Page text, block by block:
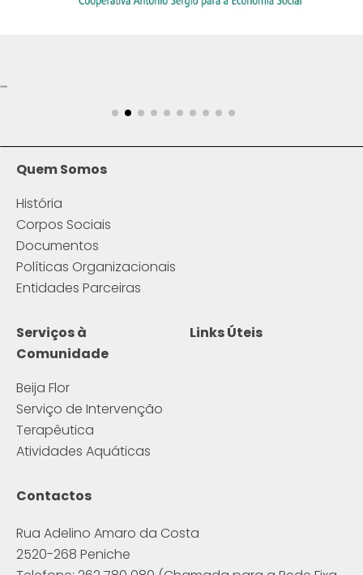
Quem Somos
História
Corpos Sociais
Documentos
Políticas Organizacionais
Entidades Parceiras
Serviços à
Comunidade
Beija Flor
Serviço de Intervenção
Terapêutica
Atividades Aquáticas
Links Úteis
Contactos
Rua Adelino Amaro da Costa
2520-268 Peniche